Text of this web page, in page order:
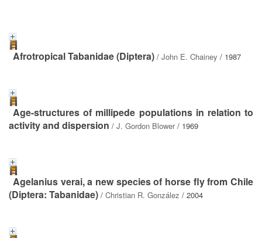
Afrotropical Tabanidae (Diptera) / John E. Chainey / 1987
Age-structures of millipede populations in relation to
activity and dispersion / J. Gordon Blower/ 1969
Agelanius verai, a new species of horse fly from Chile
(Diptera: Tabanidae) / Christian R. González / 2004